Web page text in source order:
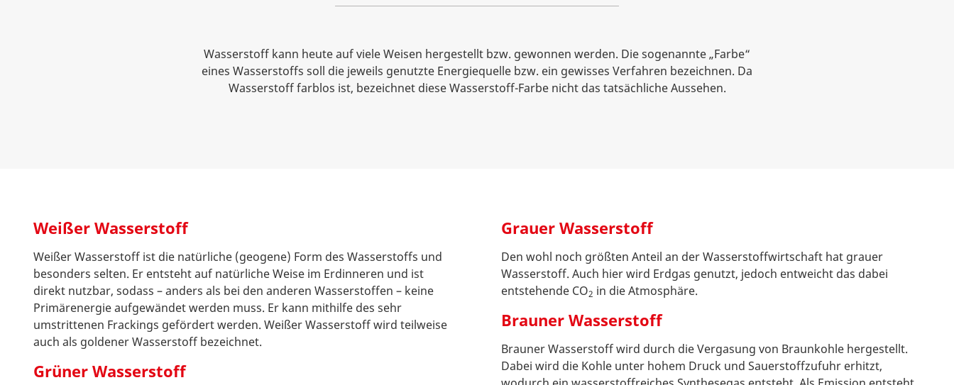
Wasserstoff kann heute auf viele Weisen hergestellt bzw. gewonnen werden. Die sogenannte „Farbe“
eines Wasserstoffs soll die jeweils genutzte Energiequelle bzw. ein gewisses Verfahren bezeichnen. Da
Wasserstoff farblos ist, bezeichnet diese Wasserstoff-Farbe nicht das tatsächliche Aussehen.
Weißer Wasserstoff
Weißer Wasserstoff ist die natürliche (geogene) Form des Wasserstoffs und
besonders selten. Er entsteht auf natürliche Weise im Erdinneren und ist
direkt nutzbar, sodass – anders als bei den anderen Wasserstoffen – keine
Primärenergie aufgewändet werden muss. Er kann mithilfe des sehr
umstrittenen Frackings gefördert werden. Weißer Wasserstoff wird teilweise
auch als goldener Wasserstoff bezeichnet.
Grüner Wasserstoff
Grauer Wasserstoff
Den wohl noch größten Anteil an der Wasserstoffwirtschaft hat grauer
Wasserstoff. Auch hier wird Erdgas genutzt, jedoch entweicht das dabei
entstehende CO2 in die Atmosphäre.
Brauner Wasserstoff
Brauner Wasserstoff wird durch die Vergasung von Braunkohle hergestellt.
Dabei wird die Kohle unter hohem Druck und Sauerstoffzufuhr erhitzt,